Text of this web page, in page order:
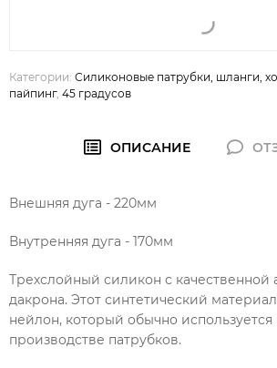
Категории: Силиконовые патрубки, шланги,
пайпинг, 45 градусов
ОПИСАНИЕ
Внешняя дуга - 220мм
Внутренняя дуга - 170мм
Трехслойный силикон с
дакрона. Этот синтетический
нейлон, который обычно используется
производстве патрубков.